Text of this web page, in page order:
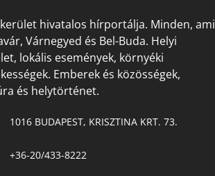
kerület hivatalos hírportálja. Minden, ami
Várnegyed és Bel-Buda. Helyi
lokális események, környéki
Emberek és közösségek,
és helytörténet.
1016 BUDAPEST, KRISZTINA KRT. 73.
+36-20/433-8222